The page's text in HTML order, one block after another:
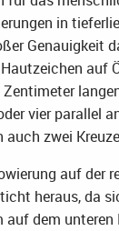
in
Genauigkeit
auf
vier parallel
zwei
auf der
heraus, da
dem unteren